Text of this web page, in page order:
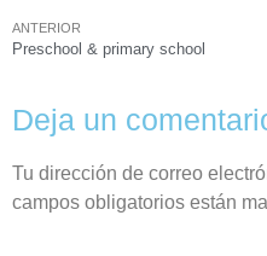
ANTERIOR
Preschool & primary school
Deja un
Tu dirección de correo
campos obligatorios están